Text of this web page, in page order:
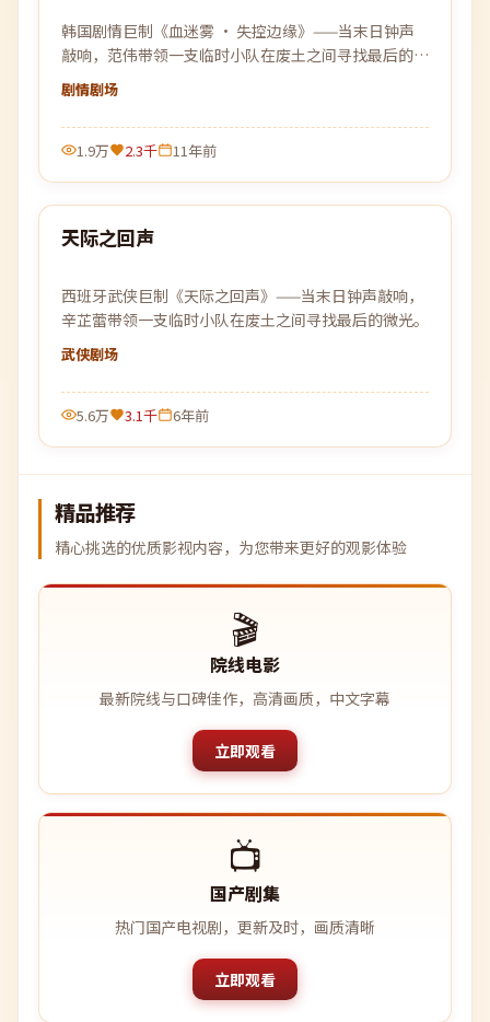
韩国剧情巨制《血迷雾 · 失控边缘》——当末日钟声
敲响，范伟带领一支临时小队在废土之间寻找最后的微
光。
剧情剧场
1.9万 2.3千 11年前
最新
99:15
天际之回声
西班牙武侠巨制《天际之回声》——当末日钟声敲响，
辛芷蕾带领一支临时小队在废土之间寻找最后的微光。
武侠剧场
5.6万 3.1千 6年前
精品推荐
精心挑选的优质影视内容，为您带来更好的观影体验
🎬
院线电影
最新院线与口碑佳作，高清画质，中文字幕
立即观看
📺
国产剧集
热门国产电视剧，更新及时，画质清晰
立即观看